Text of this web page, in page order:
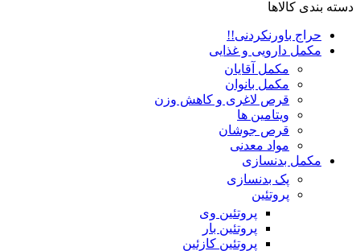
دسته بندی کالاها
حراج باورنکردنی!!
مکمل دارویی و غذایی
مکمل آقایان
مکمل بانوان
قرص لاغری و کاهش وزن
ویتامین ها
قرص جوشان
مواد معدنی
مکمل بدنسازی
پک بدنسازی
پروتئین
پروتئین وی
پروتئین بار
پروتئین کازئین